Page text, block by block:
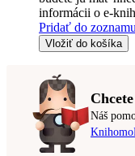
informácii o e-
Pridať do zoznamu
Vložiť do košíka
Náš